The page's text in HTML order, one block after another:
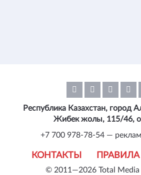
© 2011—2026 Total Media
КОНТАКТЫ ПРАВИЛА
Республика Казахстан, город
Жибек жолы, 115/46,
+7 700 978-78-54 —